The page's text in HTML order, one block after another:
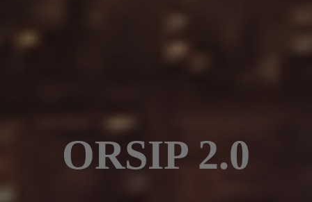
ORSIP 2.0